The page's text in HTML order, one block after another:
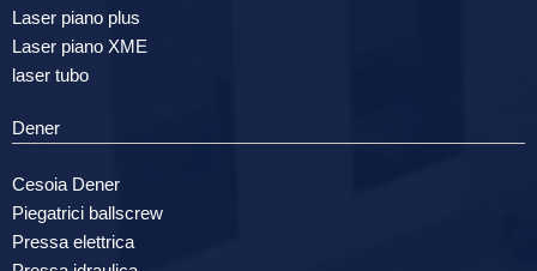
Laser piano plus
Laser piano XME
laser tubo
Dener
Cesoia Dener
Piegatrici ballscrew
Pressa elettrica